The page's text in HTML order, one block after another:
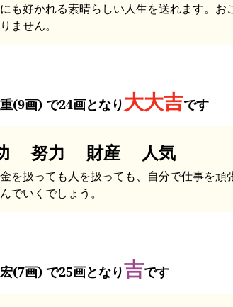
も好かれる素晴らしい人生を送れます。お
ません。
(9画) で24画となり 大大吉です
努力 財産 人気
を扱っても人を扱っても、自分で仕事を頑
でいくでしょう。
(7画) で25画となり吉です